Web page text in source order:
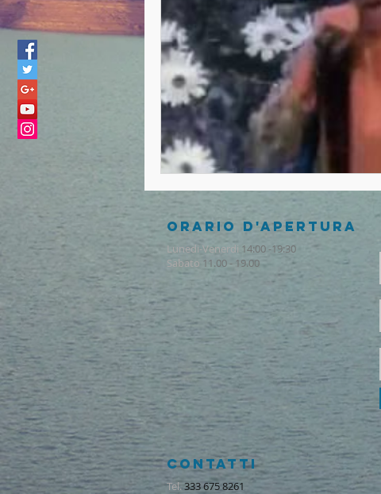
ORARIO D'APERTURA
Lunedi-Venerdi 14:00 -19:30
Sabato 11.00 - 19.00
CONTATTI
Tel.333 675 8261